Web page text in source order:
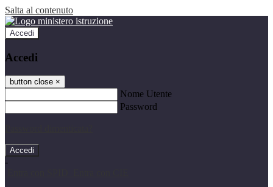
Salta al contenuto
Accedi
Accedi
button close ×
Nome Utente
Password
-